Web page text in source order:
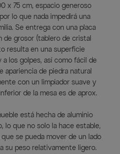
x 75 cm, espacio generoso
lo que nada impedirá una
Se entrega con una placa
de grosor (tablero de cristal
resulta en una superficie
los golpes, así como fácil de
apariencia de piedra natural
con un limpiador suave y
de la mesa es de aprox.
está hecha de aluminio
lo que no solo la hace estable,
se pueda mover de un lado
su peso relativamente ligero.